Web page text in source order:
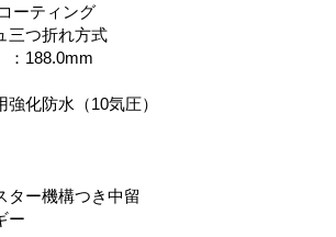
ーティング
三つ折れ方式
：188.0mm
強化防水（10気圧）
ター機構つき中留
ー